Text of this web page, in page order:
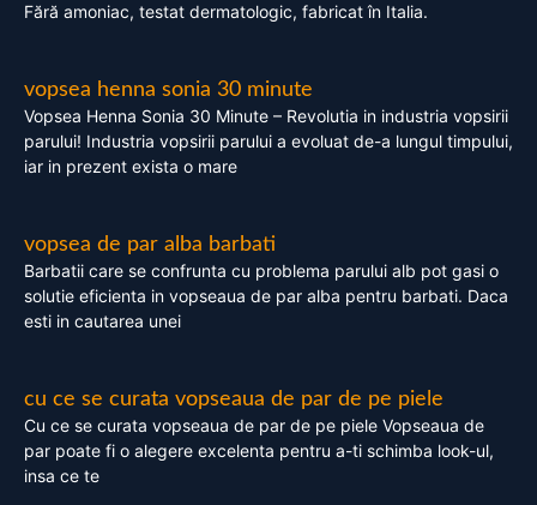
Fără amoniac, testat dermatologic, fabricat în Italia.
vopsea henna sonia 30 minute
Vopsea Henna Sonia 30 Minute – Revolutia in industria vopsirii
parului! Industria vopsirii parului a evoluat de-a lungul timpului,
iar in prezent exista o mare
vopsea de par alba barbati
Barbatii care se confrunta cu problema parului alb pot gasi o
solutie eficienta in vopseaua de par alba pentru barbati. Daca
esti in cautarea unei
cu ce se curata vopseaua de par de pe piele
Cu ce se curata vopseaua de par de pe piele Vopseaua de
par poate fi o alegere excelenta pentru a-ti schimba look-ul,
insa ce te